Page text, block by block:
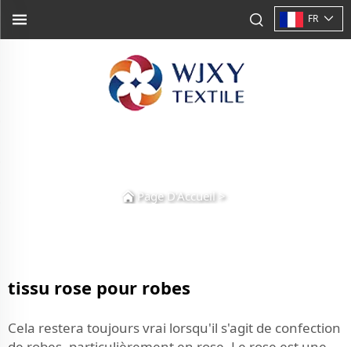
FR
Page D'Accueil>
tissu rose pour robes
Cela restera toujours vrai lorsqu'il s'agit de confection